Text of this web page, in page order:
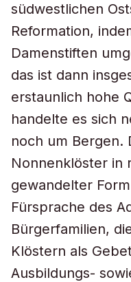
südwestlichen
Reformation,
Damenstiften
das ist dann
erstaunlich hohe
handelte es sich
noch um Bergen.
Nonnenklöster in
gewandelter
Fürsprache des
Bürgerfamilien,
Klöstern als
Ausbildungs-